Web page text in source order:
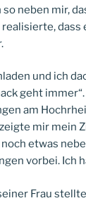
so neben mir,
dass
und ich
geht
am
mir mein
etwas
vorbei. Ich
Frau